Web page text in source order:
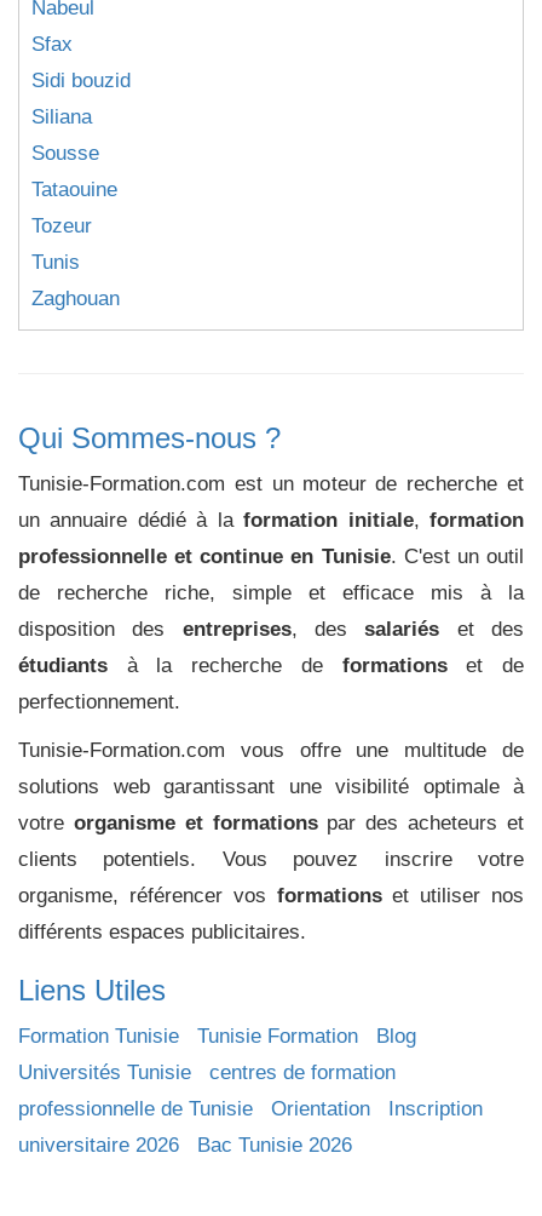
Nabeul
Sfax
Sidi bouzid
Siliana
Sousse
Tataouine
Tozeur
Tunis
Zaghouan
Qui Sommes-nous ?
Tunisie-Formation.com est un moteur de recherche et
un annuaire dédié à laformation initiale,formation
professionnelle et continue en Tunisie. C'est un outil
de recherche riche, simple et efficace mis à la
disposition des entreprises, dessalariés et des
étudiants à la recherche de formationset de
perfectionnement.
Tunisie-Formation.com vous offre une multitude de
solutions web garantissant une visibilité optimale à
votre organisme et formationspar des acheteurs et
clients potentiels. Vous pouvez inscrire votre
organisme, référencer vos formationset utiliser nos
différents espaces publicitaires.
Liens Utiles
Formation Tunisie Tunisie Formation
Blog
Universités Tunisie
centres de formation
professionnelle de Tunisie
Orientation
Inscription
universitaire 2026
Bac Tunisie 2026